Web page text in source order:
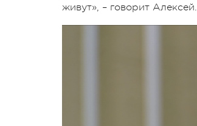
живут», – говорит Алексей.